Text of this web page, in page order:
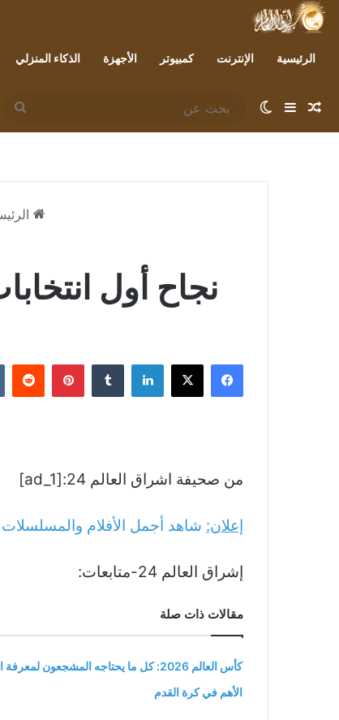
الرئيسية الإنترنت كمبيوتر الأجهزة الذكاء المنزلي
مقال عشوائي
إضافة عمود جانبي
الوضع المظلم
بحث
عن
نجاح أول
فيسبوك
‫X لينكدإن
من صحيفة اشراق العالم 24:[ad_1]
إعلان: شاهد أجمل الأفلام والمسلسلات
إشراق العالم 24-متابعات:
مقالات ذات صلة
كأس العالم 2026: كل ما يحتاجه المشجعون
الأهم في كرة القدم